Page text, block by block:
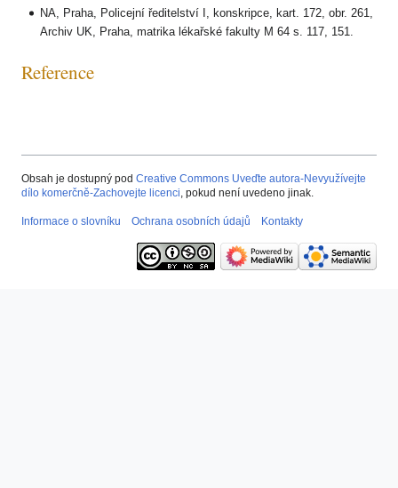
NA, Praha, Policejní ředitelství I, konskripce, kart. 172, obr. 261,
Archiv UK, Praha, matrika lékařské fakulty M 64 s. 117, 151.
Reference
Obsah je dostupný pod Creative Commons Uveďte autora-Nevyužívejte
dílo komerčně-Zachovejte licenci, pokud není uvedeno jinak.
Informace o slovníku Ochrana osobních údajů Kontakty